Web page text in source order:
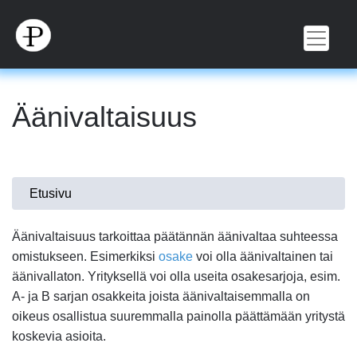
pääsisältöön
Äänivaltaisuus
Olet
täällä
Etusivu
Äänivaltaisuus tarkoittaa päätännän äänivaltaa suhteessa
omistukseen. Esimerkiksi osake voi olla äänivaltainen tai
äänivallaton. Yrityksellä voi olla useita osakesarjoja, esim.
A- ja B sarjan osakkeita joista äänivaltaisemmalla on
oikeus osallistua suuremmalla painolla päättämään yritystä
koskevia asioita.